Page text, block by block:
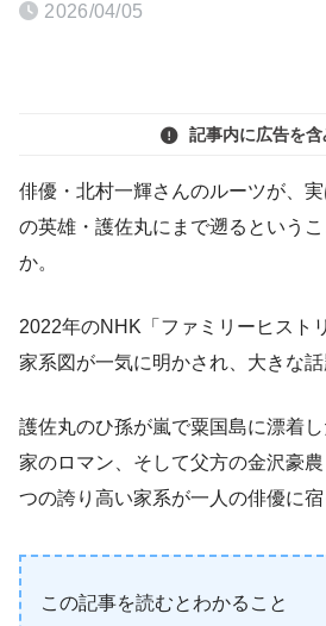
2026/04/05
記事内に広告を
俳優・北村一輝さんのルーツが、
の英雄・護佐丸にまで遡るという
か。
2022年のNHK「ファミリーヒスト
家系図が一気に明かされ、大きな話
護佐丸のひ孫が嵐で粟国島に漂着
家のロマン、そして父方の金沢豪
つの誇り高い家系が一人の俳優に宿
この記事を読むとわかること